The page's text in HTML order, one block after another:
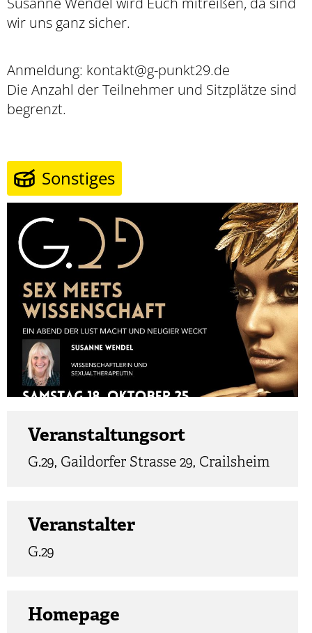
wir uns ganz sicher.
Anmeldung: kontakt@g-punkt29.de
Die Anzahl der Teilnehmer und Sitzplätze sind
begrenzt.
Sonstiges
Veranstaltungsort
G.29, Gaildorfer Strasse 29, Crailsheim
Veranstalter
G.29
Homepage